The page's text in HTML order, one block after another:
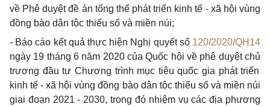
về Phê duyệt đề án tổng thểphát triển kinh tế - xã hội vùng
đồng bào dân tộc thiểu số và miền núi;
- Báo cáo kết quả thực hiện Nghị quyết số 120/2020/QH14
ngày 19 tháng 6 năm 2020 của Quốc hội về phê duyệtchủ
trương đầu tư Chương trình mục tiêu quốc gia phát triển
kinh tế - xã hội vùng đồng bào dân tộc thiểu số và miền núi
giai đoạn 2021 - 2030, trong đó nhiệm vụ các địa phương